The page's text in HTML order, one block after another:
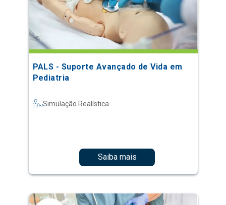
PALS - Suporte Avançado de Vida em
Pediatria
Simulação Realística
Saiba mais